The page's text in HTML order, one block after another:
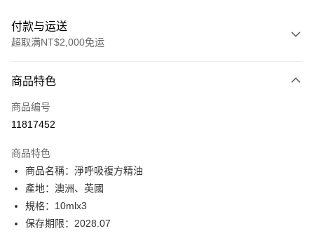
付款与运送
超取满NT$2,000免运
信用卡一次付款
信用卡分期付款
合作金库商业银行
华南商业银行
上海商业储蓄银行
国泰世华商业银行
台湾中小企业银行
6期 0利率，每期
华南商业银行
上海商业储蓄银行
国泰世华商业银行
超商取货付款
LINE Pay
商品特色
商品编号
11817452
商品特色
商品名稱：淨呼吸複方精油
產地：澳洲、英國
規格：10mlx3
保存期限：2028.07